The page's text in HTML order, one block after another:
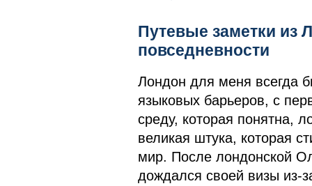
Путевые заметки из
повседневности
Лондон для меня всегда
языковых барьеров, с
среду, которая понятна,
великая штука, которая
мир. После лондонской
дождался своей визы из-